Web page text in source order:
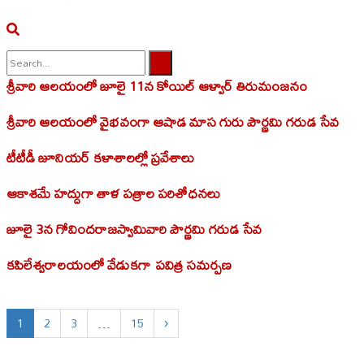
No Result
View All Result
శ్రీవారి ఆలయంలో జూలై 11న కోయిల్‌ ఆళ్వార్‌ తిరుమంజనం
శ్రీవారి ఆలయంలో వైభవంగా ఆషాడ మాస గురు పౌర్ణమి గరుడ సేవ
టీటీడీ జూనియర్ కళాశాలల్లో ప్రవేశాలు
ఆకాశమే హద్దుగా తాళ పత్రాల పరిశోధనలు
జూలై 3న గోవిందరాజస్వామివారి పౌర్ణమి గరుడ సేవ
కపిలేశ్వరాలయంలో వేడుక‌గా ప‌విత్ర స‌మ‌ర్ప‌ణ‌
1 2 3 … 15 ›